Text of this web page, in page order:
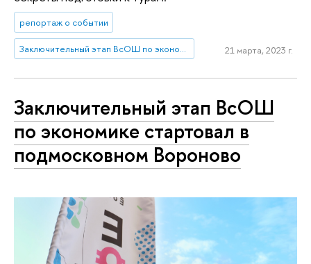
репортаж о событии
Заключительный этап ВсОШ по экономике 2023 – НИУ ВШЭ 21 марта, 2023 г.
Заключительный этап ВсОШ
по экономике стартовал в
подмосковном Вороново